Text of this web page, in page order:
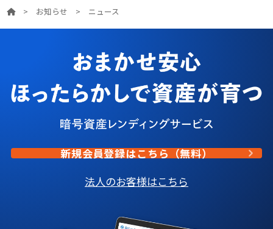
> お知らせ > ニュース
新規会員登録はこちら（無料）
法人のお客様はこちら